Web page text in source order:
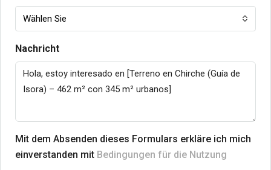
Wählen Sie
Nachricht
Mit dem Absenden dieses Formulars erkläre ich mich
einverstanden mit Bedingungen für die Nutzung